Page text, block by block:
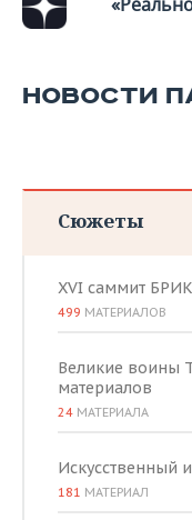
НОВОСТИ
Сюжеты
XVI саммит
499 МАТЕРИАЛОВ
Великие воины
материалов
24 МАТЕРИАЛА
Искусственный
181 МАТЕРИАЛ